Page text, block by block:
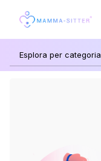
Esplora per categoria